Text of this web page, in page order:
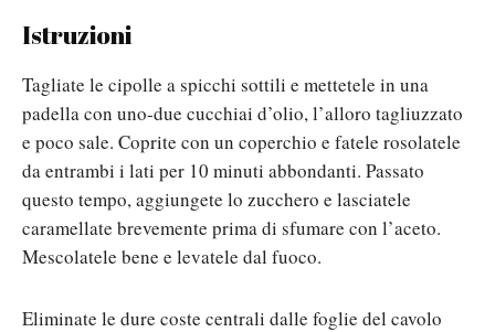
Istruzioni
Tagliate le cipolle a spicchi sottili e mettetele in una
padella con uno-due cucchiai d’olio, l’alloro tagliuzzato
e poco sale. Coprite con un coperchio e fatele rosolatele
da entrambi i lati per 10 minuti abbondanti. Passato
questo tempo, aggiungete lo zucchero e lasciatele
caramellate brevemente prima di sfumare con l’aceto.
Mescolatele bene e levatele dal fuoco.
Eliminate le dure coste centrali dalle foglie del cavolo